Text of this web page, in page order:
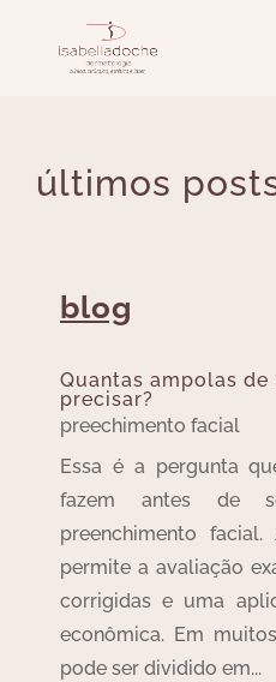
últimos
blog
Quantas ampolas
precisar?
preechimento facial
Essa é a pergunta
fazem antes de
preenchimento
permite a avaliação
corrigidas e uma
econômica. Em
pode ser dividido em...